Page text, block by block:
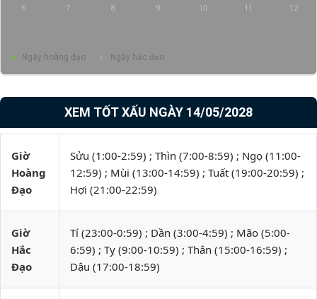
6 7 8 9 10 11 12
Ngày hoàng đạo Ngày hắc đạo
XEM TỐT XẤU NGÀY 14/05/2028
Giờ
Hoàng
Đạo
Sửu (1:00-2:59) ; Thìn (7:00-8:59) ; Ngọ (11:00-
12:59) ; Mùi (13:00-14:59) ; Tuất (19:00-20:59) ;
Hợi (21:00-22:59)
Giờ
Hắc
Đạo
Tí (23:00-0:59) ; Dần (3:00-4:59) ; Mão (5:00-
6:59) ; Tỵ (9:00-10:59) ; Thân (15:00-16:59) ;
Dậu (17:00-18:59)